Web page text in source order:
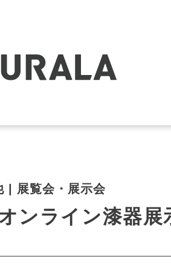
| 展覧会・展示会
ンライン漆器展